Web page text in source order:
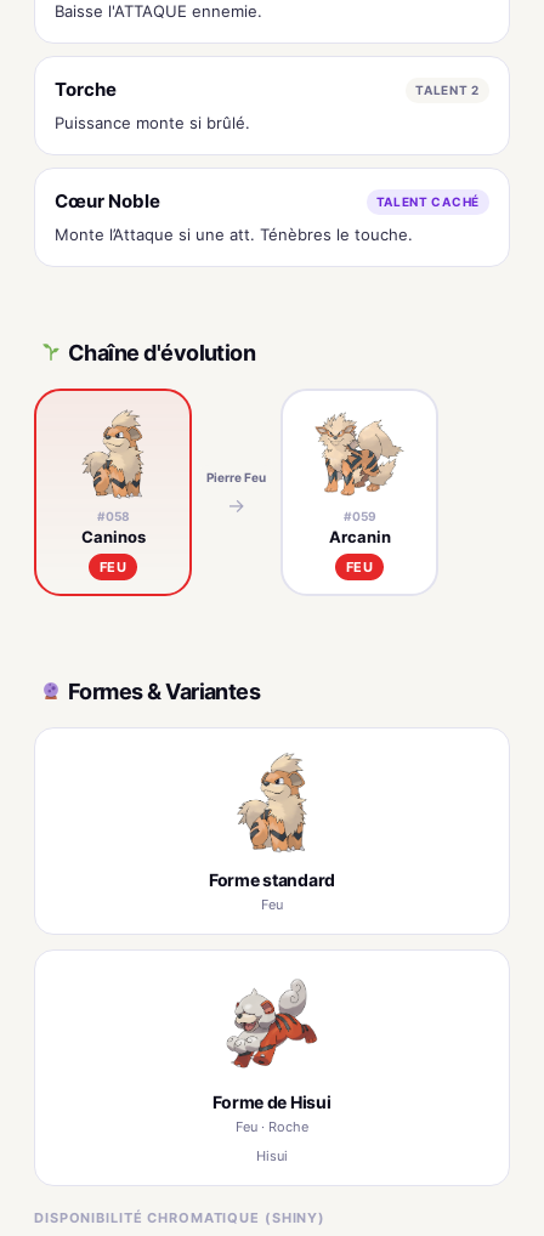
Baisse l'ATTAQUE ennemie.
Torche TALENT 2
Puissance monte si brûlé.
Cœur Noble TALENT CACHÉ
Monte l’Attaque si une att. Ténèbres le touche.
Chaîne d'évolution
#058
Caninos
FEU
Pierre Feu
→ #059
Arcanin
FEU
Formes & Variantes
Forme standard
Feu
Forme de Hisui
Feu · Roche
Hisui
DISPONIBILITÉ CHROMATIQUE (SHINY)